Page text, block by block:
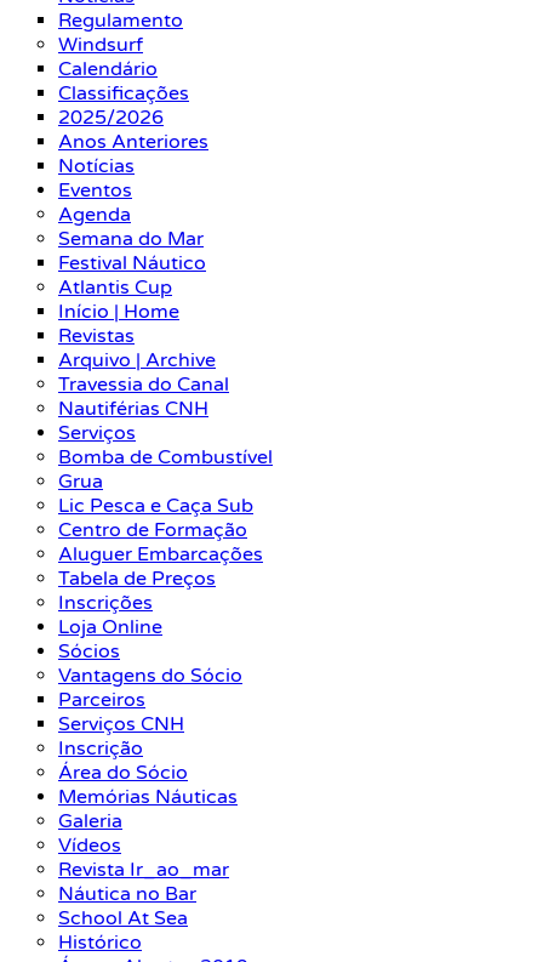
Regulamento
Windsurf
Calendário
Classificações
2025/2026
Anos Anteriores
Notícias
Eventos
Agenda
Semana do Mar
Festival Náutico
Atlantis Cup
Início | Home
Revistas
Arquivo | Archive
Travessia do Canal
Nautiférias CNH
Serviços
Bomba de Combustível
Grua
Lic Pesca e Caça Sub
Centro de Formação
Aluguer Embarcações
Tabela de Preços
Inscrições
Loja Online
Sócios
Vantagens do Sócio
Parceiros
Serviços CNH
Inscrição
Área do Sócio
Memórias Náuticas
Galeria
Vídeos
Revista Ir_ao_mar
Náutica no Bar
School At Sea
Histórico